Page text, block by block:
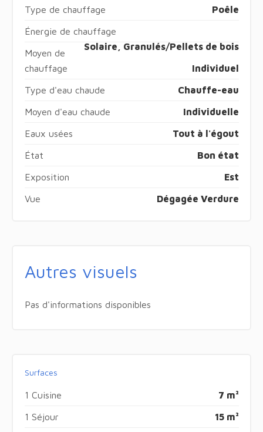
Type de chauffage Poêle
Énergie de chauffage
Solaire, Granulés/Pellets de bois
Moyen de
chauffage
Individuel
Type d'eau chaude Chauffe-eau
Moyen d'eau chaude Individuelle
Eaux usées Tout à l'égout
État Bon état
Exposition Est
Vue Dégagée Verdure
Autres visuels
Pas d'informations disponibles
Surfaces
1 Cuisine 7 m²
1 Séjour 15 m²